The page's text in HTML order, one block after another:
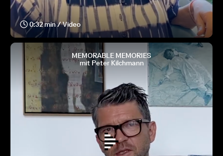
0:32 min / Video
MEMORABLE MEMORIES
mit Peter Kilchmann